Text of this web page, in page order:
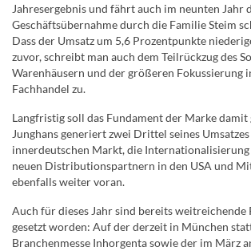
Jahresergebnis und fährt auch im neunten Jahr
Geschäftsübernahme durch die Familie Steim
Dass der Umsatz um 5,6 Prozentpunkte
zuvor, schreibt man auch dem Teilrückzug des
Warenhäusern und der größeren Fokussierung
Fachhandel zu.
Langfristig soll das Fundament der Marke
Junghans generiert zwei Drittel seines
innerdeutschen Markt, die
neuen Distributionspartnern in den USA und
ebenfalls weiter voran.
Auch für dieses Jahr sind bereits weitreichende
gesetzt worden: Auf der derzeit in München
Branchenmesse Inhorgenta sowie der im März